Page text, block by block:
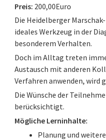
Preis: 200,00Euro
Die Heidelberger
ideales Werkzeug in der
besonderem Verhalten.
Doch im Alltag treten
Austausch mit anderen
Verfahren anwenden, wird
Die Wünsche der
berücksichtigt.
Mögliche Lerninhalte:
Planung und